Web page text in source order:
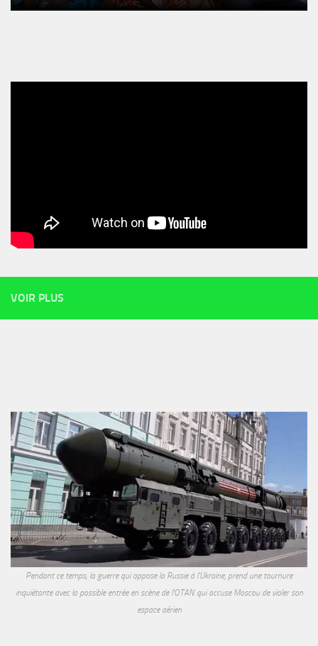
VOIR PLUS
Pendant ce temps, la guerre qui oppose la Russie à l'Ukraine, prend une tournure
inquiétante avec la possible entrée en scène de l'OTAN qui accuse Moscou de violer son
espace aérien